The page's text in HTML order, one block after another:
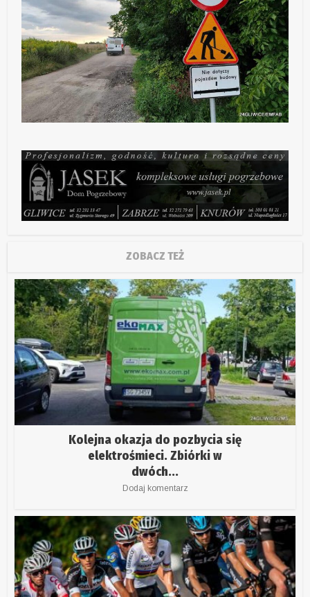
ZOBACZ TEŻ
Kolejna okazja do pozbycia się
elektrośmieci. Zbiórki w
dwóch...
Dodaj komentarz